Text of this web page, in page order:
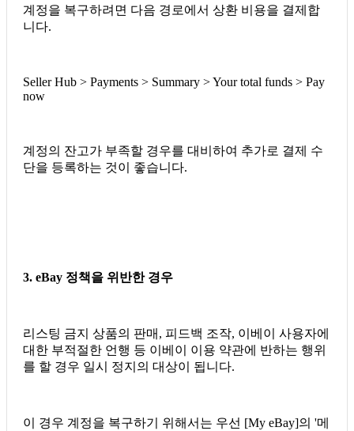
계정을 복구하려면 다음 경로에서 상환 비용을 결제합
니다.
Seller Hub > Payments > Summary > Your total funds > Pay
now
계정의 잔고가 부족할 경우를 대비하여 추가로 결제 수
단을 등록하는 것이 좋습니다.
3. eBay 정책을 위반한 경우
리스팅 금지 상품의 판매, 피드백 조작, 이베이 사용자에
대한 부적절한 언행 등 이베이 이용 약관에 반하는 행위
를 할 경우 일시 정지의 대상이 됩니다.
이 경우 계정을 복구하기 위해서는 우선 [My eBay]의 '메